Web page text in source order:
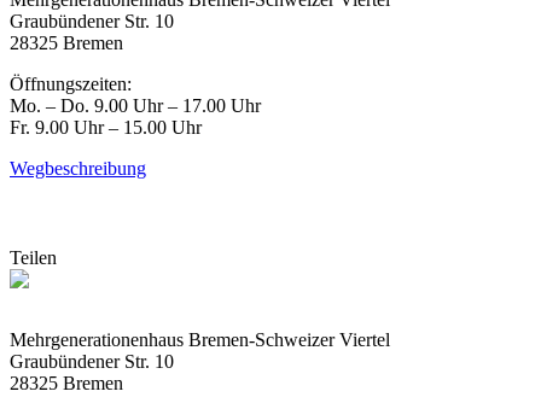
Graubündener Str. 10
28325 Bremen
Öffnungszeiten:
Mo. – Do. 9.00 Uhr – 17.00 Uhr
Fr. 9.00 Uhr – 15.00 Uhr
Wegbeschreibung
Teilen
Mehrgenerationenhaus Bremen-Schweizer Viertel
Graubündener Str. 10
28325 Bremen